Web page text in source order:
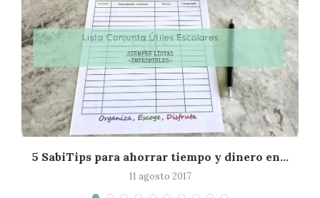
5 SabiTips para ahorrar tiempo y dinero en...
11 agosto 2017